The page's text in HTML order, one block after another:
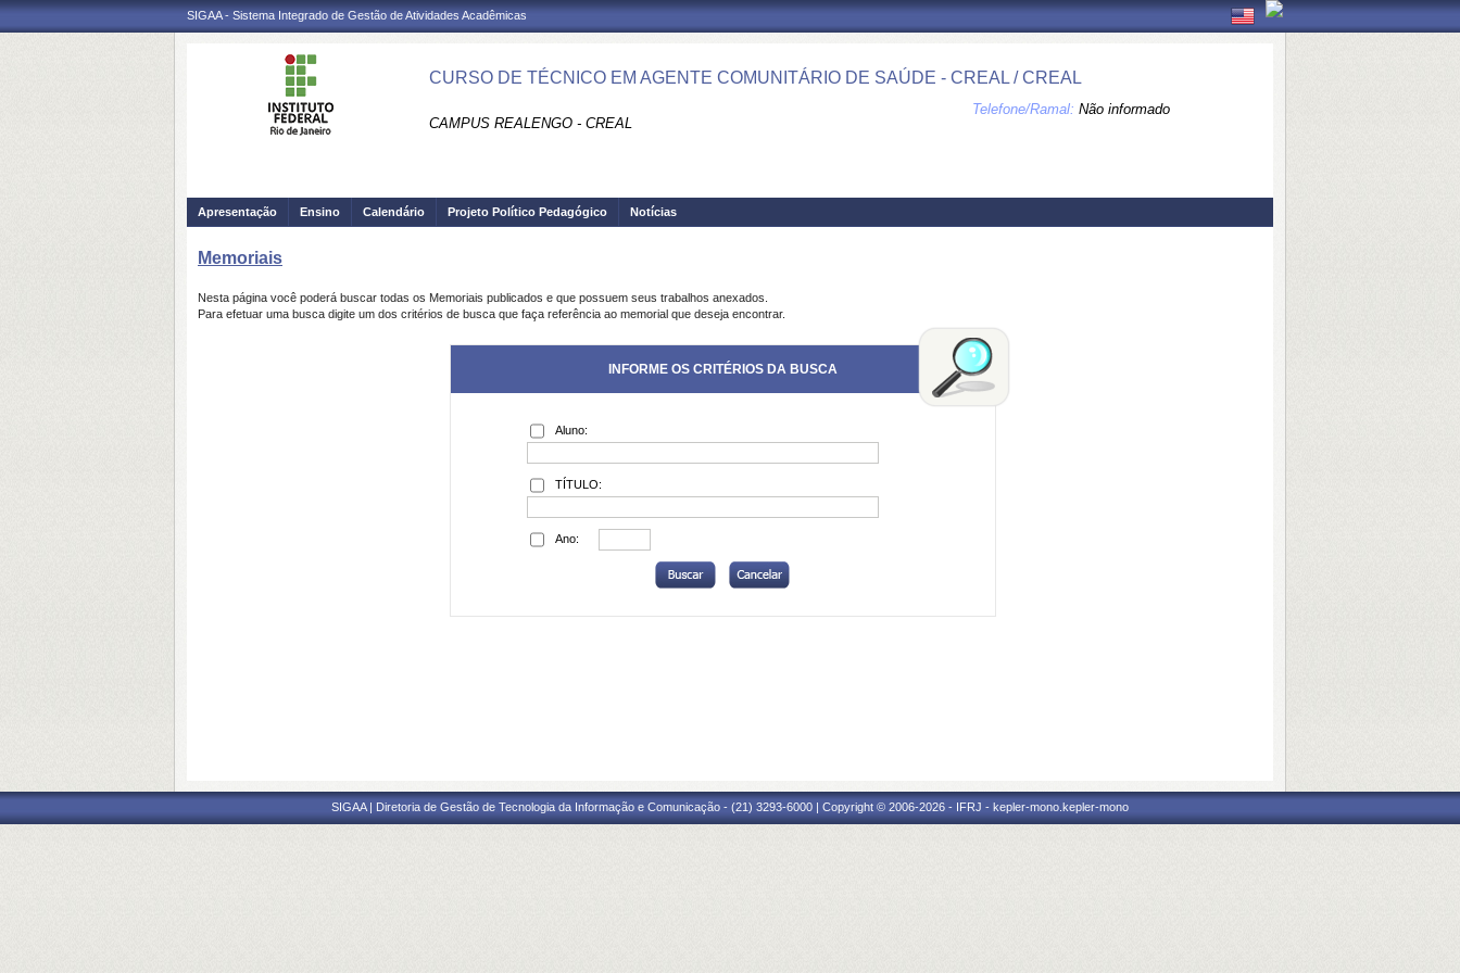
SIGAA - Sistema Integrado de Gestão de Atividades Acadêmicas
CURSO DE TÉCNICO EM AGENTE COMUNITÁRIO DE SAÚDE - CREAL / CREAL
CAMPUS REALENGO - CREAL
Telefone/Ramal: Não informado
Apresentação Ensino Calendário Projeto Político Pedagógico Notícias
Memoriais
Nesta página você poderá buscar todas os Memoriais publicados e que possuem seus trabalhos anexados.
Para efetuar uma busca digite um dos critérios de busca que faça referência ao memorial que deseja encontrar.
INFORME OS CRITÉRIOS DA BUSCA
Aluno:
TÍTULO:
Ano:
SIGAA | Diretoria de Gestão de Tecnologia da Informação e Comunicação - (21) 3293-6000 | Copyright © 2006-2026 - IFRJ - kepler-mono.kepler-mono